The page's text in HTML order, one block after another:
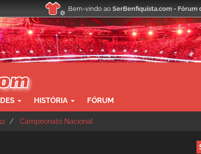
Bem-vindo ao SerBenfiquista.com - Fórum
HISTÓRIA FÓRUM
Campeonato Nacional